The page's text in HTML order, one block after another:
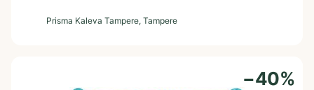
Prisma Kaleva Tampere, Tampere
−40%